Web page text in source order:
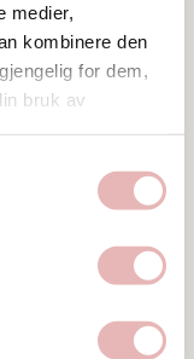
medier,
kombinere den
for dem,
bruk av